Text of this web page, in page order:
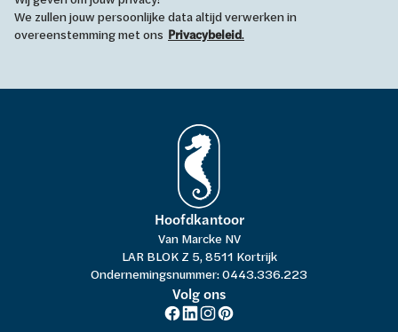
We zullen jouw persoonlijke data altijd verwerken in
overeenstemming met ons Privacybeleid.
Hoofdkantoor
Van Marcke NV
LAR BLOK Z 5, 8511 Kortrijk
Ondernemingsnummer: 0443.336.223
Volg ons